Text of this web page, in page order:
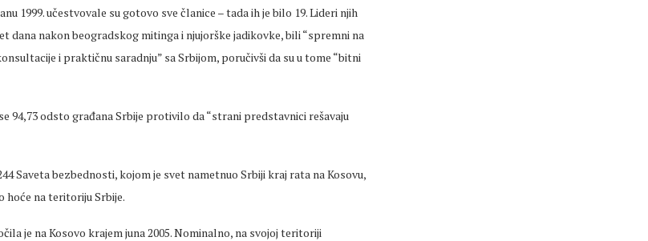
1999. učestvovale su gotovo sve članice – tada ih je bilo 19. Lideri njih
dana nakon beogradskog mitinga i njujorške jadikovke, bili “spremni na
i praktičnu saradnju” sa Srbijom, poručivši da su u tome “bitni
94,73 odsto građana Srbije protivilo da “strani predstavnici rešavaju
Saveta bezbednosti, kojom je svet nametnuo Srbiji kraj rata na Kosovu,
hoće na teritoriju Srbije.
je na Kosovo krajem juna 2005. Nominalno, na svojoj teritoriji